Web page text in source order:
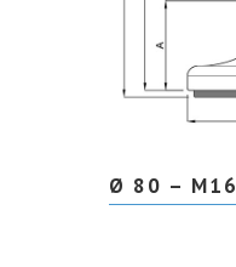
Ø 80 – M16